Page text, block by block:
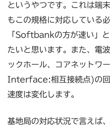
というやつです。これは端
もこの規格に対応している
「Softbankの方が速い」
たいと思います。また、電
ックホール、コアネット
Interface:相互接続点)の回
速度は変化します。
基地局の対応状況で言えば